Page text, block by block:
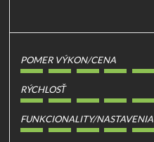
POMER VÝKON/CENA
RÝCHLOSŤ
FUNKCIONALITY/NASTAVENIA